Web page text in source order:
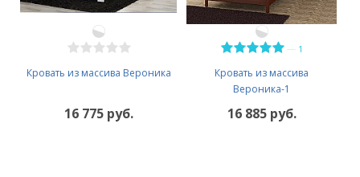
Кровать из массива Вероника
16 775 руб.
1
Кровать из массива
Вероника-1
16 885 руб.